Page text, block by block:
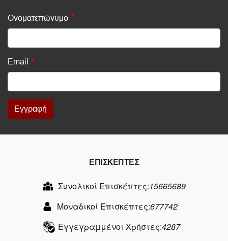
Ονοματεπώνυμο
Email
Εγγραφή
ΕΠΙΣΚΕΠΤΕΣ
Συνολικοί Επισκέπτες:15665689
Μοναδικοί Επισκέπτες:677742
Εγγεγραμμένοι Χρήστες:4287